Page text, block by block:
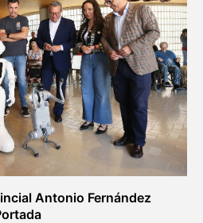
Antonio Fernández